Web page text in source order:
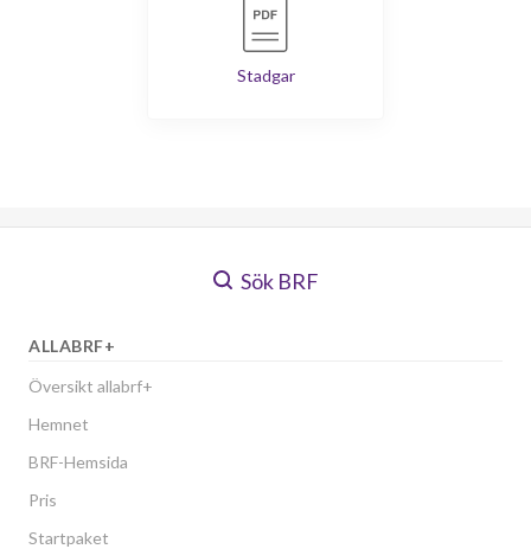
Stadgar
Sök BRF
ALLABRF+
Översikt allabrf+
Hemnet
BRF-Hemsida
Pris
Startpaket